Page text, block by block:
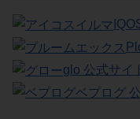
glo 公式サイ
ベプログ